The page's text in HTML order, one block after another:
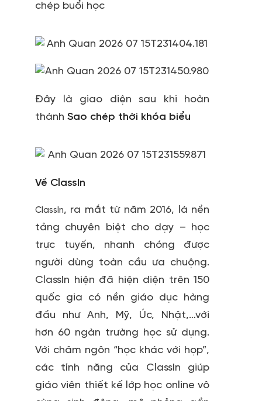
chép buổi học
Đây là giao diện sau khi hoàn
thành Sao chép thời khóa biểu
Về ClassIn
ClassIn, ra mắt từ năm 2016, là nền
tảng chuyên biệt cho dạy – học
trực tuyến, nhanh chóng được
người dùng toàn cầu ưa chuộng.
ClassIn hiện đã hiện diện trên 150
quốc gia có nền giáo dục hàng
đầu như Anh, Mỹ, Úc, Nhật,…với
hơn 60 ngàn trường học sử dụng.
Với châm ngôn “học khác với họp”,
các tính năng của ClassIn giúp
giáo viên thiết kế lớp học online vô